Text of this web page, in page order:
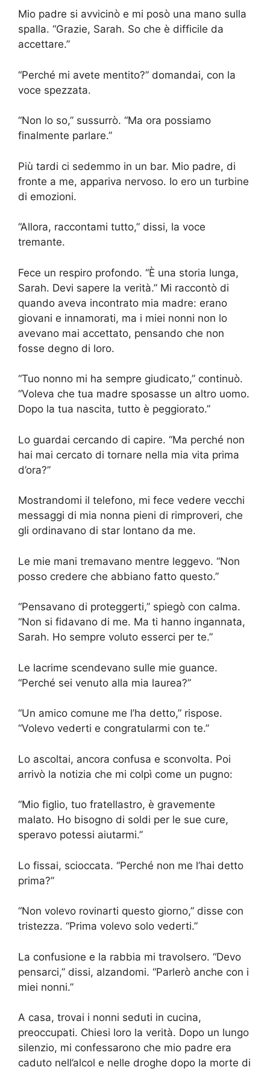
Mio padre si avvicinò e mi posò una mano sulla
spalla. “Grazie, Sarah. So che è difficile da
accettare.”
“Perché mi avete mentito?” domandai, con la
voce spezzata.
“Non lo so,” sussurrò. “Ma ora possiamo
finalmente parlare.”
Più tardi ci sedemmo in un bar. Mio padre, di
fronte a me, appariva nervoso. Io ero un turbine
di emozioni.
“Allora, raccontami tutto,” dissi, la voce
tremante.
Fece un respiro profondo. “È una storia lunga,
Sarah. Devi sapere la verità.” Mi raccontò di
quando aveva incontrato mia madre: erano
giovani e innamorati, ma i miei nonni non lo
avevano mai accettato, pensando che non
fosse degno di loro.
“Tuo nonno mi ha sempre giudicato,” continuò.
“Voleva che tua madre sposasse un altro uomo.
Dopo la tua nascita, tutto è peggiorato.”
Lo guardai cercando di capire. “Ma perché non
hai mai cercato di tornare nella mia vita prima
d’ora?”
Mostrandomi il telefono, mi fece vedere vecchi
messaggi di mia nonna pieni di rimproveri, che
gli ordinavano di star lontano da me.
Le mie mani tremavano mentre leggevo. “Non
posso credere che abbiano fatto questo.”
“Pensavano di proteggerti,” spiegò con calma.
“Non si fidavano di me. Ma ti hanno ingannata,
Sarah. Ho sempre voluto esserci per te.”
Le lacrime scendevano sulle mie guance.
“Perché sei venuto alla mia laurea?”
“Un amico comune me l’ha detto,” rispose.
“Volevo vederti e congratularmi con te.”
Lo ascoltai, ancora confusa e sconvolta. Poi
arrivò la notizia che mi colpì come un pugno:
“Mio figlio, tuo fratellastro, è gravemente
malato. Ho bisogno di soldi per le sue cure,
speravo potessi aiutarmi.”
Lo fissai, scioccata. “Perché non me l’hai detto
prima?”
“Non volevo rovinarti questo giorno,” disse con
tristezza. “Prima volevo solo vederti.”
La confusione e la rabbia mi travolsero. “Devo
pensarci,” dissi, alzandomi. “Parlerò anche con i
miei nonni.”
A casa, trovai i nonni seduti in cucina,
preoccupati. Chiesi loro la verità. Dopo un lungo
silenzio, mi confessarono che mio padre era
caduto nell’alcol e nelle droghe dopo la morte di